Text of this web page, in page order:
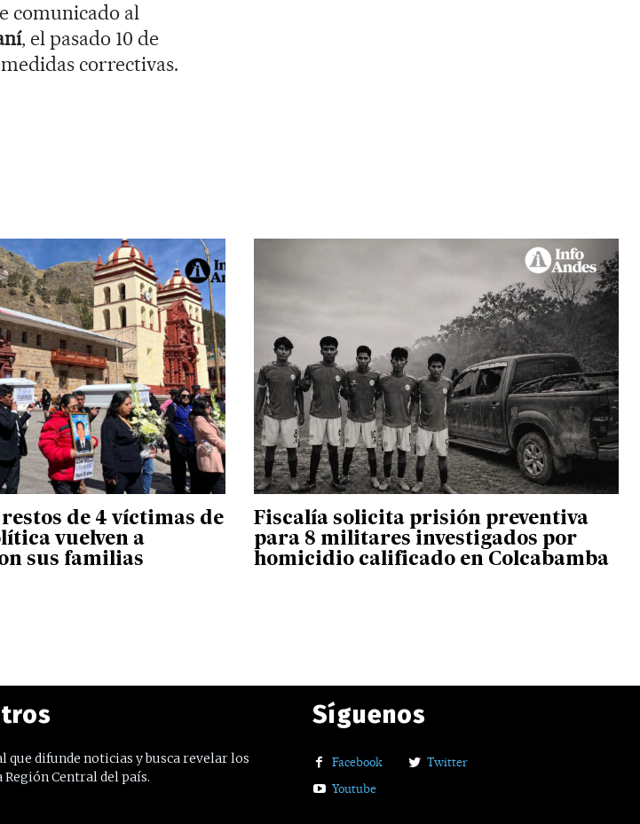
comunicado al
, el pasado 10 de
correctivas.
de 4 víctimas de
vuelven a
sus familias
Fiscalía solicita prisión preventiva
para 8 militares investigados por
homicidio calificado en Colcabamba
difunde noticias y busca revelar los
Central del país.
Síguenos
Facebook
Twitter
Youtube